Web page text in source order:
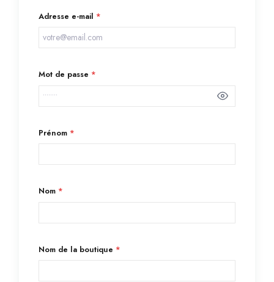
Adresse e-mail *
Mot de passe *
Prénom *
Nom *
Nom de la boutique *